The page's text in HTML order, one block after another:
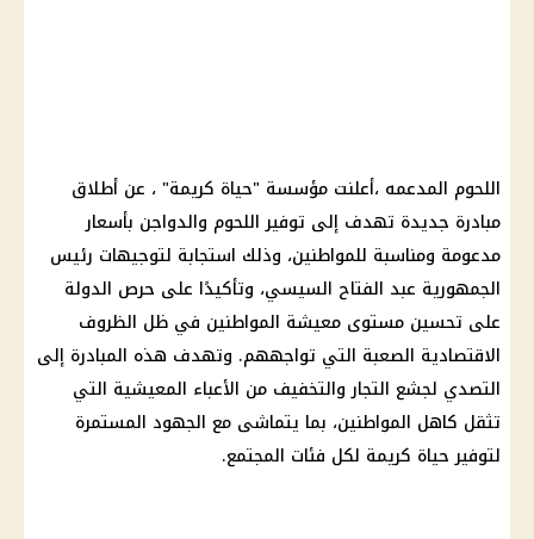
اللحوم المدعمه ،أعلنت مؤسسة "حياة كريمة" ، عن أطلاق
مبادرة جديدة تهدف إلى توفير اللحوم والدواجن بأسعار
مدعومة ومناسبة للمواطنين، وذلك استجابة لتوجيهات رئيس
الجمهورية عبد الفتاح السيسي، وتأكيدًا على حرص الدولة
على تحسين مستوى معيشة المواطنين في ظل الظروف
الاقتصادية الصعبة التي تواجههم. وتهدف هذه المبادرة إلى
التصدي لجشع التجار والتخفيف من الأعباء المعيشية التي
تثقل كاهل المواطنين، بما يتماشى مع الجهود المستمرة
لتوفير حياة كريمة لكل فئات المجتمع.